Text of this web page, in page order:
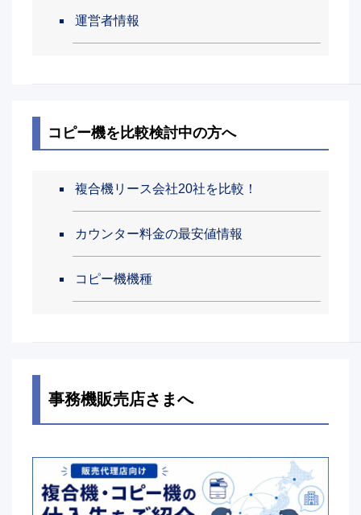
運営者情報
コピー機を比較検討中の方へ
複合機リース会社20社を比較！
カウンター料金の最安値情報
コピー機機種
事務機販売店さまへ